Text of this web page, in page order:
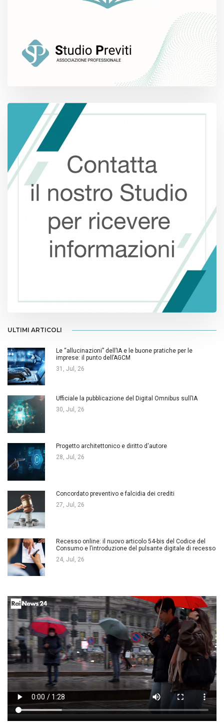
ULTIMI ARTICOLI
Le “allucinazioni” dell’IA e le buone pratiche per le
imprese: il punto dell’AGCM
31, Jul, 26
Ufficiale la pubblicazione del Digital Omnibus sull’IA
30, Jul, 26
Progetto architettonico e diritto d'autore
28, Jul, 26
Concordato preventivo e falcidia dei crediti
27, Jul, 26
Recesso online: il nuovo articolo 54-bis del Codice del
Consumo e l’introduzione del pulsante digitale di recesso
24, Jul, 26